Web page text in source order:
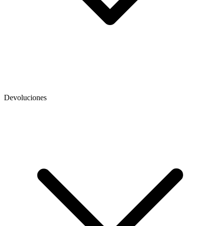
Devoluciones